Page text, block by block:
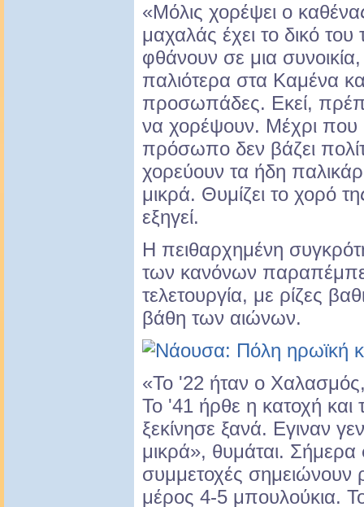
«Μόλις χορέψει ο
μαχαλάς έχει το δικό
φθάνουν σε μια
παλιότερα στα Καμένα
προσωπάδες. Εκεί,
να χορέψουν. Μέχρι που
πρόσωπο δεν βάζει
χορεύουν τα ήδη
μικρά. Θυμίζει το χορό
εξηγεί.
Η πειθαρχημένη
των κανόνων
τελετουργία, με ρίζες
βάθη των αιώνων.
«Το '22 ήταν ο
Το '41 ήρθε η κατοχή και
ξεκίνησε ξανά. Eγιναν
μικρά», θυμάται.
συμμετοχές
μέρος 4-5 μπουλούκια.